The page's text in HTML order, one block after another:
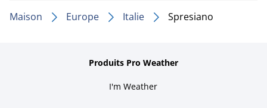
Maison Europe Italie Spresiano
Produits Pro Weather
I'm Weather